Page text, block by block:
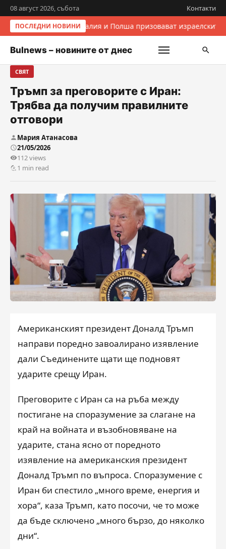
08 август 2026, събота Контакти
ПОСЛЕДНИ НОВИНИИталия и Полша призовават
Bulnews – новините от днес
СВЯТ
Тръмп за преговорите с Иран:
Трябва да получим правилните
отговори
Мария Атанасова
21/05/2026
112 views
1 min read
Американският президент Доналд Тръмп
направи поредно завоалирано изявление
дали Съединените щати ще подновят
ударите срещу Иран.
Преговорите с Иран са на ръба между
постигане на споразумение за слагане на
край на войната и възобновяване на
ударите, стана ясно от поредното
изявление на американския президент
Доналд Тръмп по въпроса. Споразумение с
Иран би спестило „много време, енергия и
хора“, каза Тръмп, като посочи, че то може
да бъде сключено „много бързо, до няколко
дни“.